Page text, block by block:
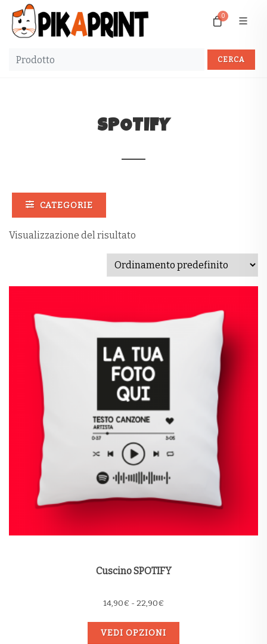
0
SPOTIFY
CATEGORIE
Visualizzazione del risultato
Cuscino SPOTIFY
14,90€ - 22,90€
da
VEDI OPZIONI